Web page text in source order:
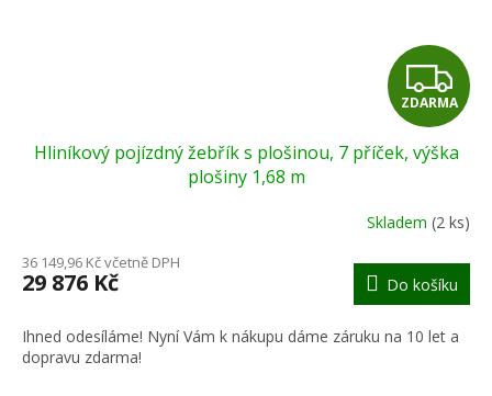
Z
D
A
R
M
A
ZDARMA
Hliníkový pojízdný žebřík s plošinou, 7 příček, výška
plošiny 1,68 m
Skladem (2 ks)
36 149,96 Kč včetně DPH
29 876 Kč Do košíku
Ihned odesíláme! Nyní Vám k nákupu dáme záruku na 10 let a
dopravu zdarma!